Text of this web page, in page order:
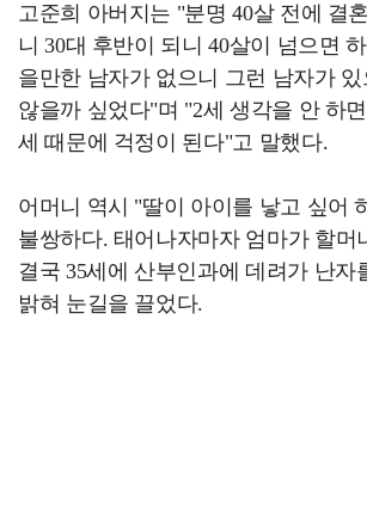
고준희 아버지는 "분명 40살 전에 결
니 30대 후반이 되니 40살이 넘으면
을만한 남자가 없으니 그런 남자가 있
않을까 싶었다"며 "2세 생각을 안 하
세 때문에 걱정이 된다"고 말했다.
어머니 역시 "딸이 아이를 낳고 싶어
불쌍하다. 태어나자마자 엄마가 할머
결국 35세에 산부인과에 데려가 난자
밝혀 눈길을 끌었다.